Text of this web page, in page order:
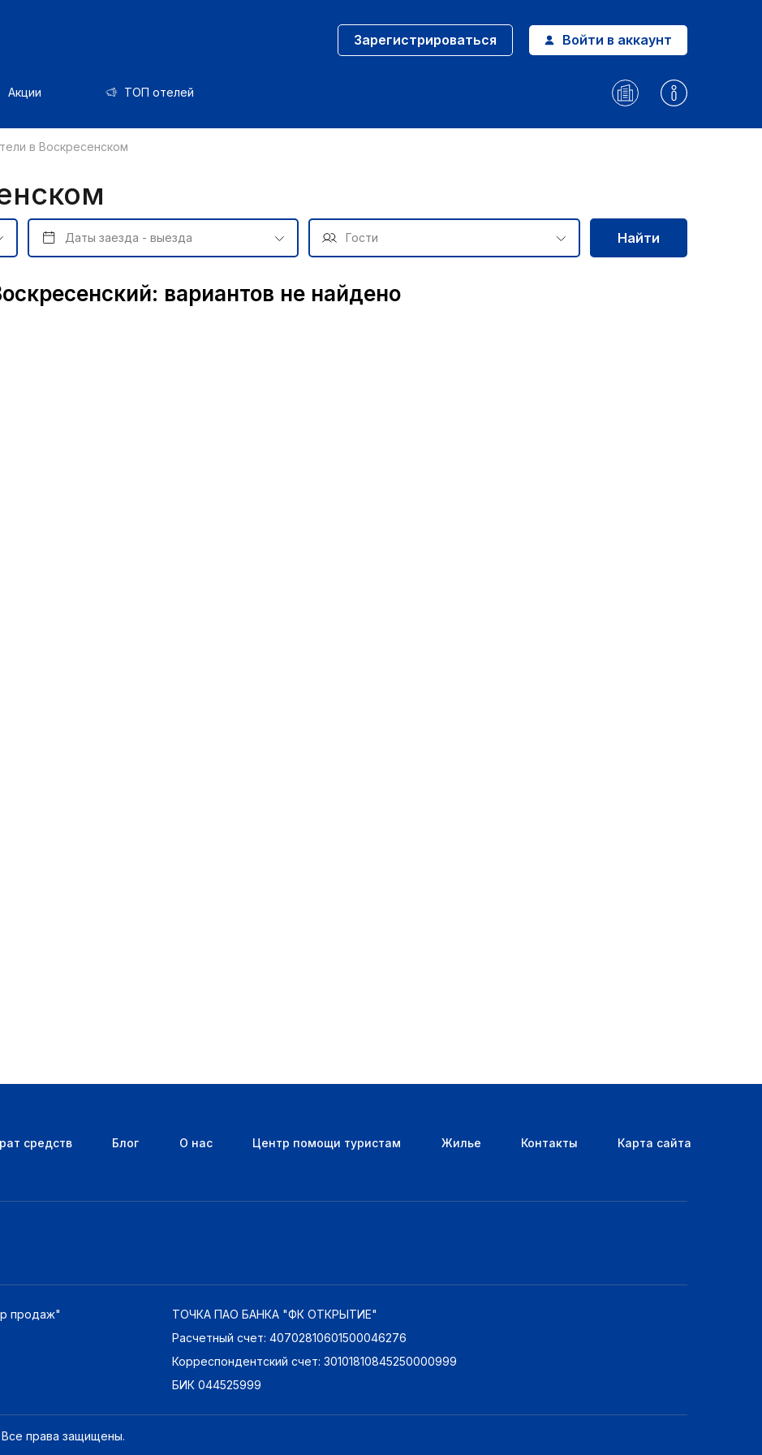
Зарегистрироваться Войти в аккаунт
Акции ТОП отелей
в Воскресенском
Найти
вариантов не найдено
средств Блог О нас Центр помощи туристам Жилье Контакты Карта сайта
продаж"
ТОЧКА ПАО БАНКА "ФК ОТКРЫТИЕ"
Расчетный счет: 40702810601500046276
Корреспондентский счет: 30101810845250000999
БИК 044525999
права защищены.